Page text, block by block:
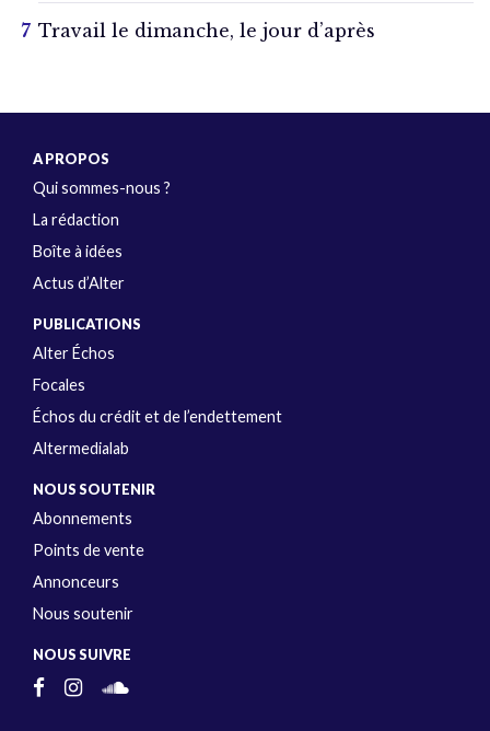
Travail le dimanche, le jour d’après
A PROPOS
Qui sommes-nous ?
La rédaction
Boîte à idées
Actus d’Alter
PUBLICATIONS
Alter Échos
Focales
Échos du crédit et de l’endettement
Altermedialab
NOUS SOUTENIR
Abonnements
Points de vente
Annonceurs
Nous soutenir
NOUS SUIVRE